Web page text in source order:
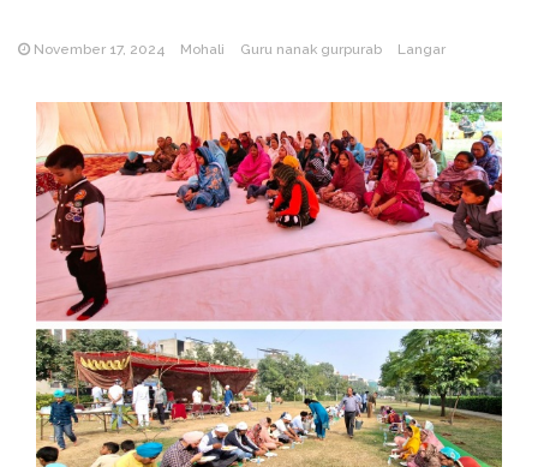
November 17, 2024 Mohali Guru nanak gurpurab Langar